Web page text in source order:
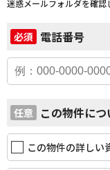
迷惑メールフォルダを確認
必須 電話番号
任意 この物件に
この物件の詳しい